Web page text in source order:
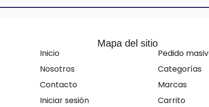
Mapa del sitio
Inicio
Nosotros
Contacto
Iniciar sesión
Pedido
Categorías
Marcas
Carrito